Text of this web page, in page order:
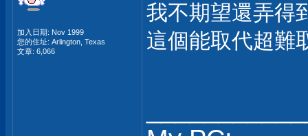
加入日期: Nov 1999
您的住址: Arlington, Texas
文章: 6,066
我不期望還弄得
這個能取代超難